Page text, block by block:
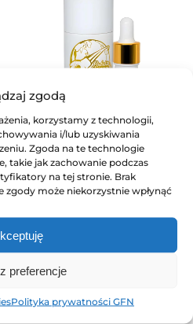
zgodą
korzystamy z technologii,
i/lub uzyskiwania
Zgoda na te technologie
takie jak zachowanie podczas
na tej stronie. Brak
zgody może niekorzystnie wpłynąć
preferencje
Polityka prywatności GFN
Olejek Golden Fox
Podróże Wojownika
1500+ / 10ml
CBD+CBG
199,00ZŁ